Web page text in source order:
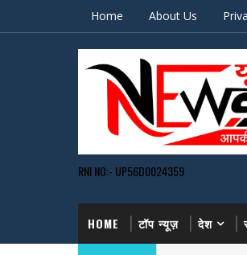
Home About Us
RNI NO:- UP56D0024359
HOME टॉप न्यूज़ देश